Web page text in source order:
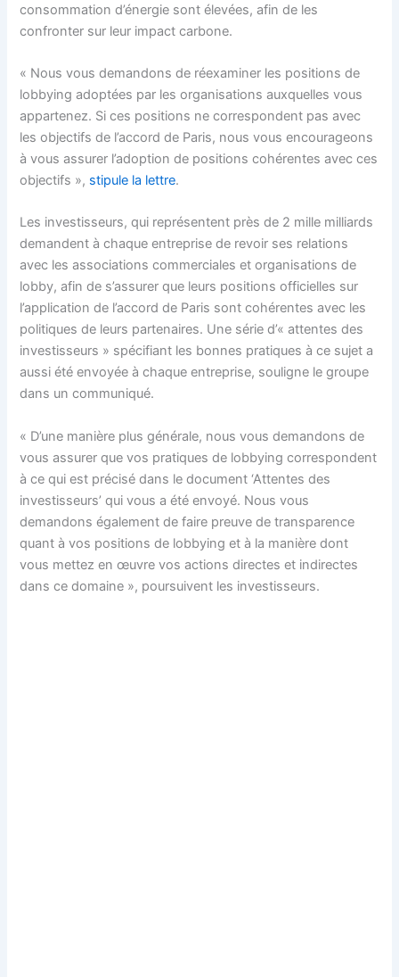
consommation d’énergie sont élevées, afin de les
confronter sur leur impact carbone.
« Nous vous demandons de réexaminer les positions de
lobbying adoptées par les organisations auxquelles vous
appartenez. Si ces positions ne correspondent pas avec
les objectifs de l’accord de Paris, nous vous encourageons
à vous assurer l’adoption de positions cohérentes avec ces
objectifs », stipule la lettre.
Les investisseurs, qui représentent près de 2 mille milliards
demandent à chaque entreprise de revoir ses relations
avec les associations commerciales et organisations de
lobby, afin de s’assurer que leurs positions officielles sur
l’application de l’accord de Paris sont cohérentes avec les
politiques de leurs partenaires. Une série d’« attentes des
investisseurs » spécifiant les bonnes pratiques à ce sujet a
aussi été envoyée à chaque entreprise, souligne le groupe
dans un communiqué.
« D’une manière plus générale, nous vous demandons de
vous assurer que vos pratiques de lobbying correspondent
à ce qui est précisé dans le document ‘Attentes des
investisseurs’ qui vous a été envoyé. Nous vous
demandons également de faire preuve de transparence
quant à vos positions de lobbying et à la manière dont
vous mettez en œuvre vos actions directes et indirectes
dans ce domaine », poursuivent les investisseurs.